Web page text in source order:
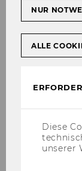
Oktober 2012
Dezember
Jänner 2013
Februar 2013
NUR
ALLE
Diese
unserer